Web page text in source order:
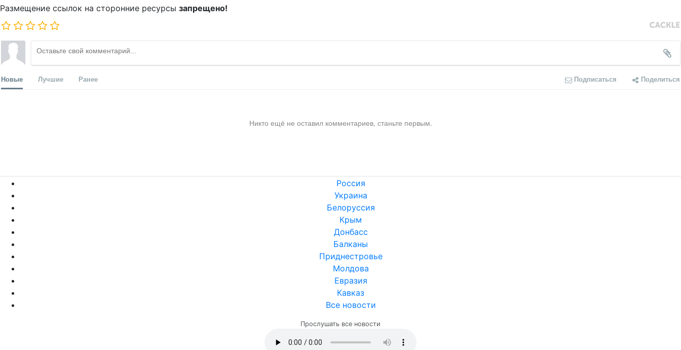
Размещение ссылок на сторонние ресурсы запрещено!
Новые Лучшие Ранее Подписаться Поделиться
Никто ещё не оставил комментариев, станьте первым.
Россия
Украина
Белоруссия
Крым
Донбасс
Балканы
Приднестровье
Молдова
Евразия
Кавказ
Все новости
Прослушать все новости